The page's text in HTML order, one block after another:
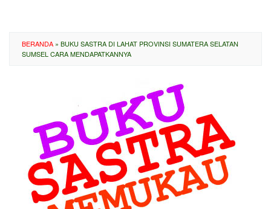
BERANDA » BUKU SASTRA DI LAHAT PROVINSI SUMATERA SELATAN
SUMSEL CARA MENDAPATKANNYA